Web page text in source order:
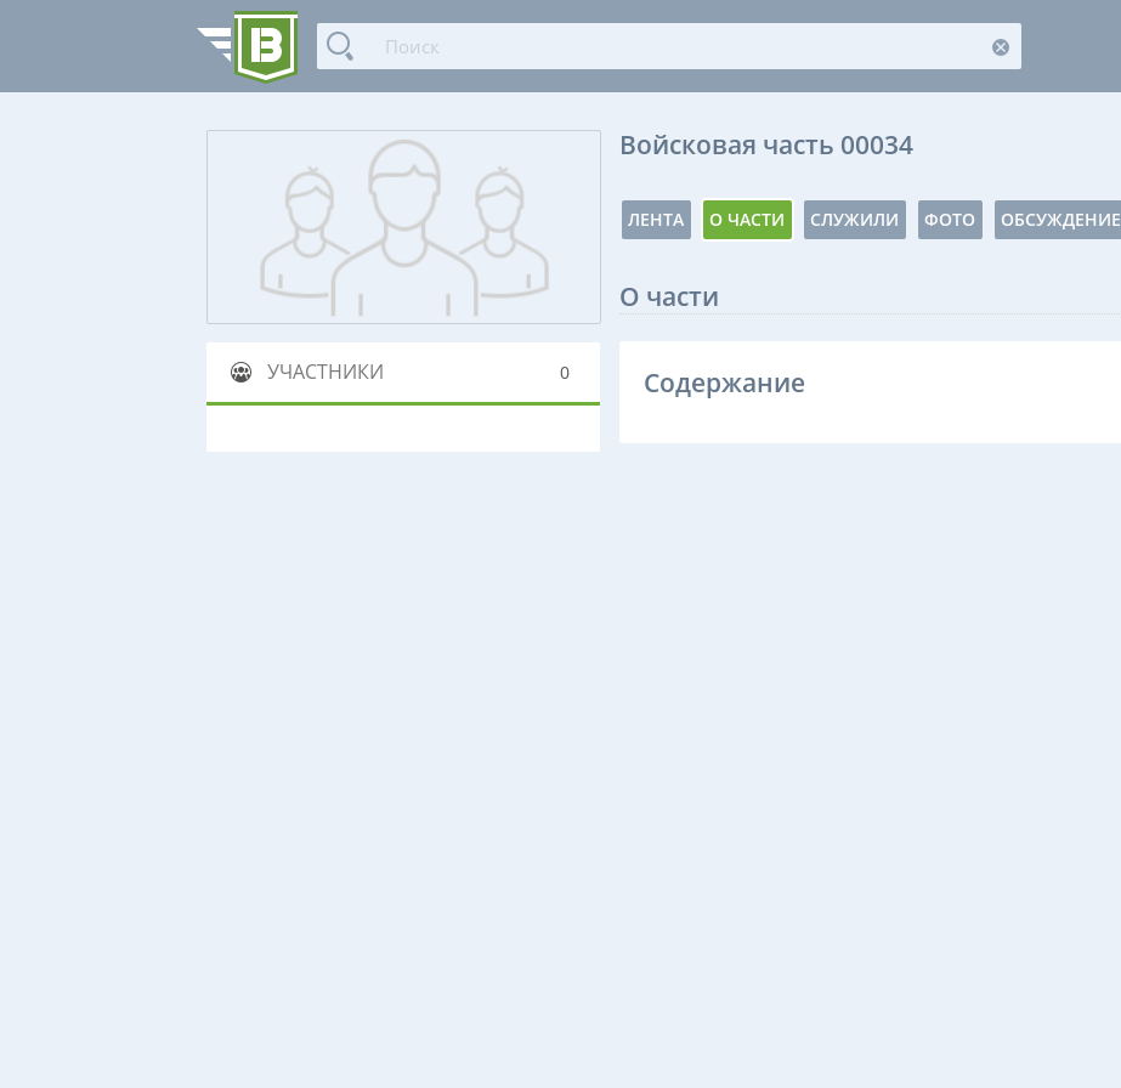
УЧАСТНИКИ 0
Войсковая часть 00034
ЛЕНТА О ЧАСТИ СЛУЖИЛИ ФОТО ОБСУЖДЕНИЕ
О части
Содержание